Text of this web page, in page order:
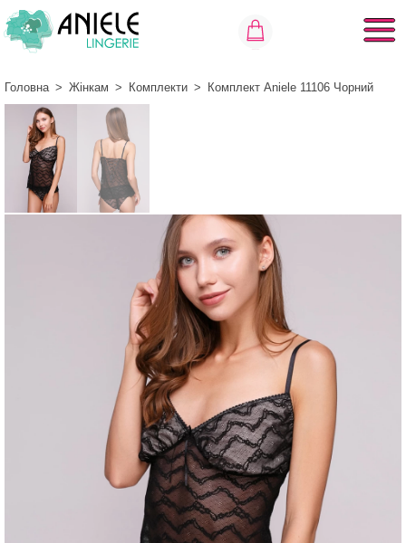
Головна > Жінкам > Комплекти > Комплект Aniele 11106 Чорний